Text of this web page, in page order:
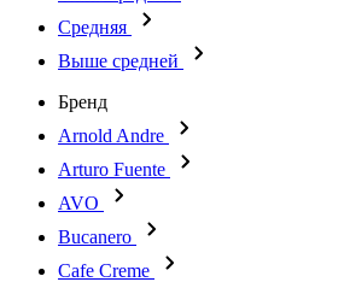
Средняя
Выше средней
Бренд
Arnold Andre
Arturo Fuente
AVO
Bucanero
Cafe Creme